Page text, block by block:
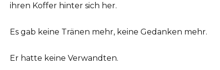
ihren Koffer hinter sich her.
Es gab keine Tränen mehr, keine Gedanken mehr.
Er hatte keine Verwandten.